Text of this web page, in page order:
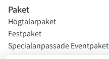
Paket
Högtalarpaket
Festpaket
Specialanpassade Eventpaket